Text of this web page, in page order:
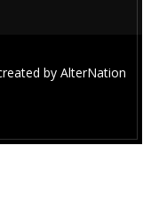
by AlterNation